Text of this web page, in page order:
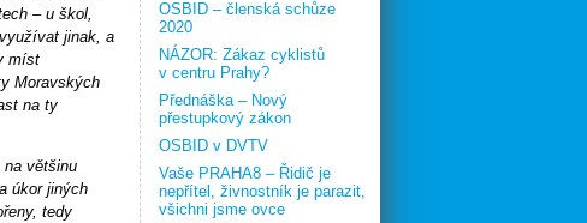
– u škol,
jinak, a
míst
Moravských
na ty
na většinu
úkor jiných
tedy
OSBID – členská schůze
2020
NÁZOR: Zákaz cyklistů
v centru Prahy?
Přednáška – Nový
přestupkový zákon
OSBID v DVTV
Vaše PRAHA8 – Řidič je
nepřítel, živnostník je parazit,
všichni jsme ovce